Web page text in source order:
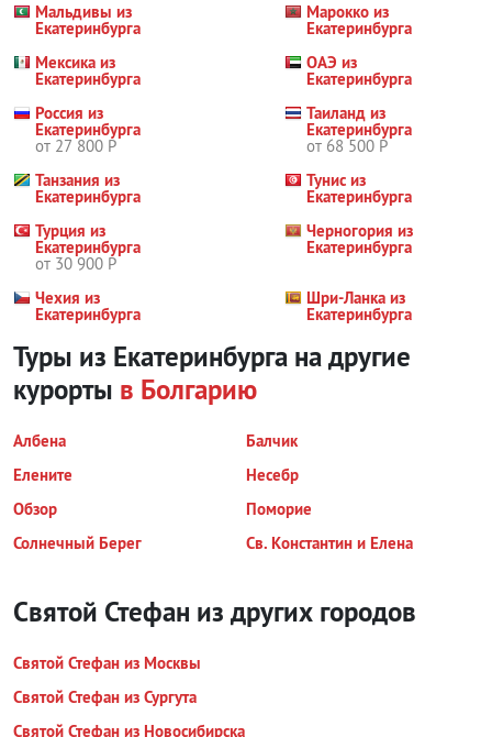
Мальдивы из
Екатеринбурга
Марокко из
Екатеринбурга
Мексика из
Екатеринбурга
ОАЭ из
Екатеринбурга
Россия из
Екатеринбурга
от 27 800 Р
Таиланд из
Екатеринбурга
от 68 500 Р
Танзания из
Екатеринбурга
Тунис из
Екатеринбурга
Турция из
Екатеринбурга
от 30 900 Р
Черногория из
Екатеринбурга
Чехия из
Екатеринбурга
Шри-Ланка из
Екатеринбурга
Туры из Екатеринбурга на другие
курорты в Болгарию
Албена
Балчик
Елените
Несебр
Обзор
Поморие
Солнечный Берег
Св. Константин и Елена
Святой Стефан из других городов
Святой Стефан из Москвы
Святой Стефан из Сургута
Святой Стефан из Новосибирска